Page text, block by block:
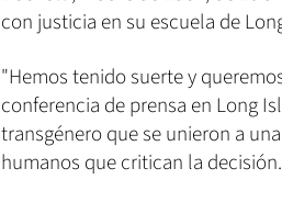
con justicia en su escuela de
"Hemos tenido suerte y
conferencia de prensa en Long
transgénero que se unieron a
humanos que critican la decisión.